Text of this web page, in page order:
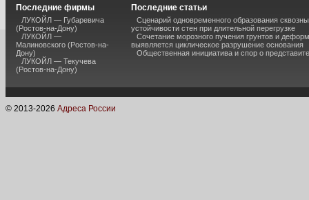
Последние фирмы
ЛУКОЙЛ — Губаревича
(Ростов-на-Дону)
ЛУКОЙЛ —
Малиновского (Ростов-на-
Дону)
ЛУКОЙЛ — Текучева
(Ростов-на-Дону)
Последние статьи
Сценарий одновременного образования
устойчивости стен при длительной перегрузке
Сочетание морозного пучения грунтов и
выявляется циклическое разрушение основания
Общественная инициатива и спор о
© 2013-2026 Адреса России